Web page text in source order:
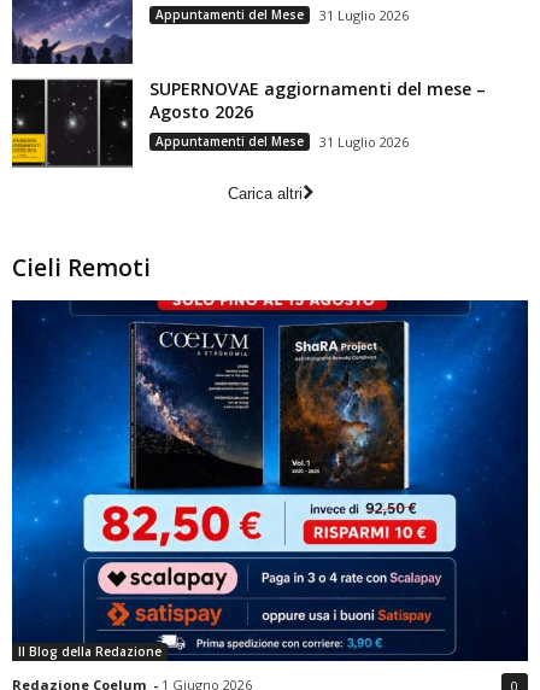
Appuntamenti del Mese 31 Luglio 2026
SUPERNOVAE aggiornamenti del mese –
Agosto 2026
Appuntamenti del Mese 31 Luglio 2026
Carica altri
Cieli Remoti
Il Blog della Redazione
Redazione Coelum - 1 Giugno 2026 0